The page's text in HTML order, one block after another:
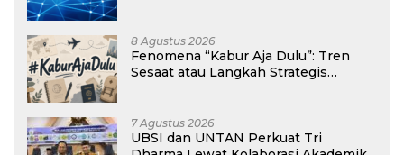
8 Agustus 2026
Fenomena “Kabur Aja Dulu”: Tren
Sesaat atau Langkah Strategis
7 Agustus 2026
UBSI dan UNTAN Perkuat Tri